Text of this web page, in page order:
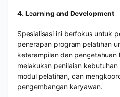
4. Learning and Development
Spesialisasi ini berfokus untuk
penerapan program pelatihan
keterampilan dan pengetahuan
melakukan penilaian
modul pelatihan, dan
pengembangan karyawan.